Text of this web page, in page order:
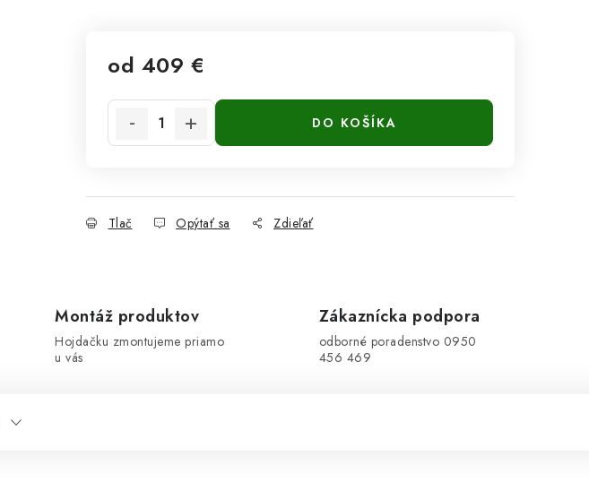
od 409 €
DO KOŠÍKA
Tlač Opýtať sa Zdieľať
Montáž produktov
Hojdačku zmontujeme priamo
u vás
Zákaznícka podpora
odborné poradenstvo 0950
456 469